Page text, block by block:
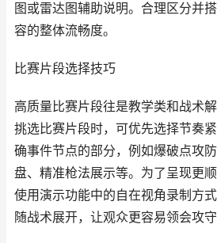
图或雷达图辅助说明。合理区分并
容的整体流畅度。
比赛片段选择技巧
高质量比赛片段往是教学类和战术
挑选比赛片段时，可优先选择节奏
确事件节点的部分，例如爆破点攻
盘、精准枪法展示等。为了呈现更
使用演示功能中的自在视角录制方
随战术展开，让观众更容易领会攻守